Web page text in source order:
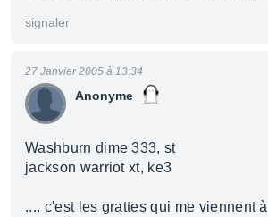
signaler
Anonyme
27 Janvier 2005 à 13:34
Washburn dime 333, st
jackson warriot xt, ke3
.... c'est les grattes qui me viennent